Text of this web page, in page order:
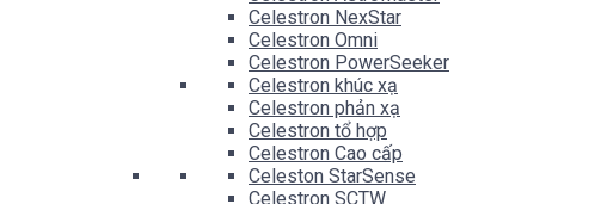
Celestron NexStar
Celestron Omni
Celestron PowerSeeker
Celestron khúc xạ
Celestron phản xạ
Celestron tổ hợp
Celestron Cao cấp
Celeston StarSense
Celestron SCTW